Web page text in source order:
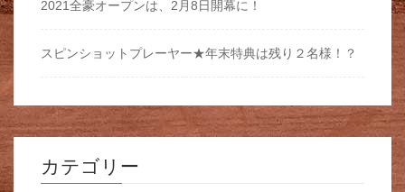
2021全豪オープンは、2月8日開幕に！
スピンショットプレーヤー★年末特典は残り２名様！？
カテゴリー